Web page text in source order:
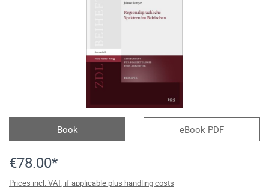
Book eBook PDF
€78.00*
Prices incl. VAT, if applicable plus handling costs